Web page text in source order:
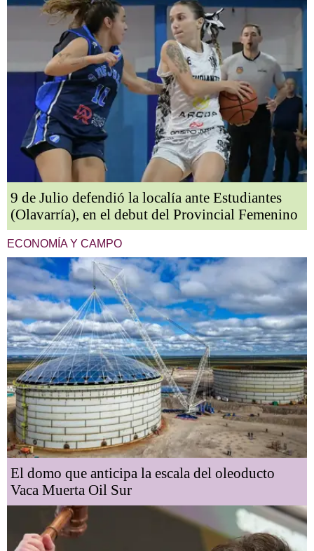
9 de Julio defendió la localía ante Estudiantes
(Olavarría), en el debut del Provincial Femenino
ECONOMÍA Y CAMPO
El domo que anticipa la escala del oleoducto
Vaca Muerta Oil Sur